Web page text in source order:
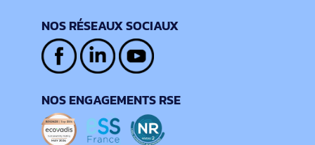
NOS RÉSEAUX SOCIAUX
NOS ENGAGEMENTS RSE